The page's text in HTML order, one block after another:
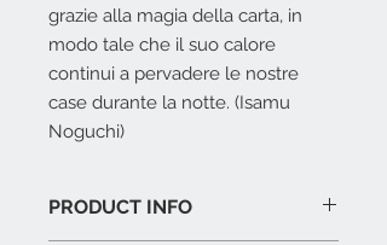
grazie alla magia della carta, in
modo tale che il suo calore
continui a pervadere le nostre
case durante la notte.‎ (Isamu
Noguchi)
PRODUCT INFO